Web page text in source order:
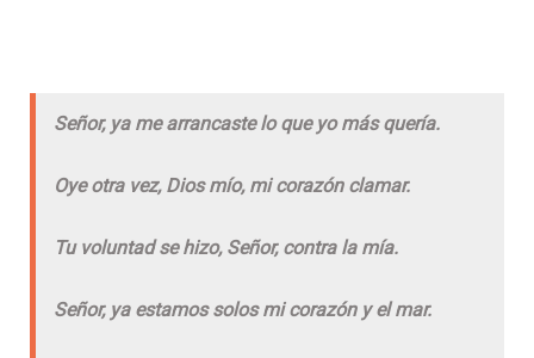
Señor, ya me arrancaste lo que yo más quería.
Oye otra vez, Dios mío, mi corazón clamar.
Tu voluntad se hizo, Señor, contra la mía.
Señor, ya estamos solos mi corazón y el mar.